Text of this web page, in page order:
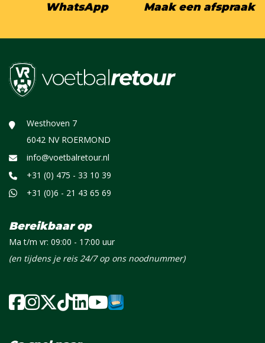
WhatsApp
Maak een afspraak
Westhoven 7
6042 NV ROERMOND
info@voetbalretour.nl
+31 (0) 475 - 33 10 39
+31 (0)6 - 21 43 65 69
Bereikbaar op
Ma t/m vr: 09:00 - 17:00 uur
(en tijdens je reis 24/7 op ons noodnummer)